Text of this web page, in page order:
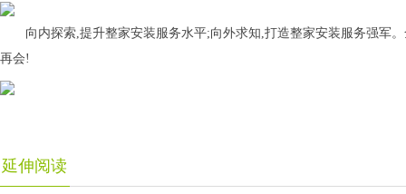
向内探索,提升整家安装服务水平;向外求知,打造整家安装服务强军
再会!
延伸阅读